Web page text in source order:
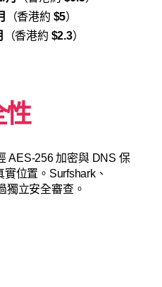
（香港約 $5）
（香港約 $2.3）
性
AES-256 加密與 DNS 保
位置。Surfshark、
獨立安全審查。